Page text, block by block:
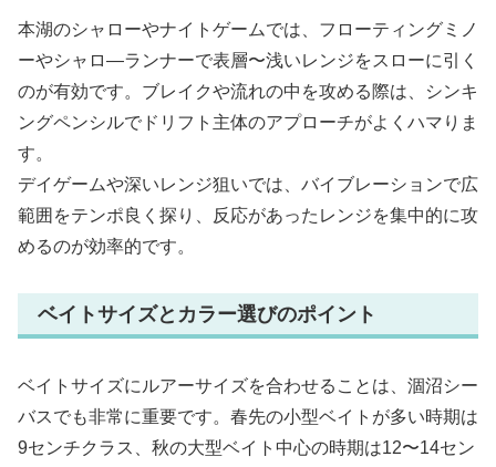
本湖のシャローやナイトゲームでは、フローティングミノ
ーやシャロ―ランナーで表層〜浅いレンジをスローに引く
のが有効です。ブレイクや流れの中を攻める際は、シンキ
ングペンシルでドリフト主体のアプローチがよくハマりま
す。
デイゲームや深いレンジ狙いでは、バイブレーションで広
範囲をテンポ良く探り、反応があったレンジを集中的に攻
めるのが効率的です。
ベイトサイズとカラー選びのポイント
ベイトサイズにルアーサイズを合わせることは、涸沼シー
バスでも非常に重要です。春先の小型ベイトが多い時期は
9センチクラス、秋の大型ベイト中心の時期は12〜14セン